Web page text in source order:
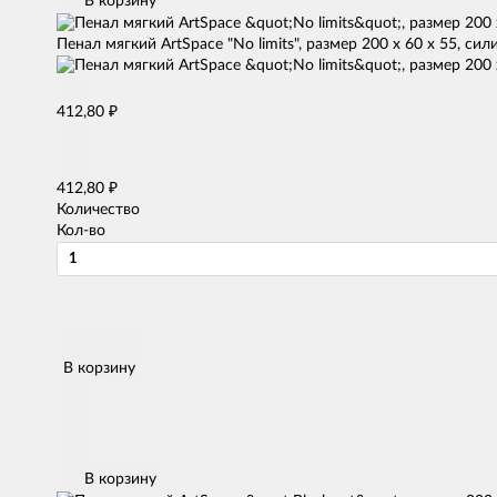
Пенал мягкий ArtSpace "No limits", размер 200 х 60 х 55,
412,80 ₽
412,80 ₽
Количество
Кол-во
В корзину
В корзину